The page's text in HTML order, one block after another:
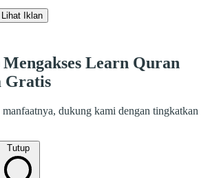
Lihat Iklan
Learn Quran
Gratis
manfaatnya, dukung kami dengan tingkatkan
Tutup